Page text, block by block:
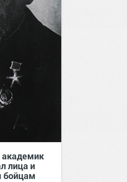
академик
лица и
бойцам